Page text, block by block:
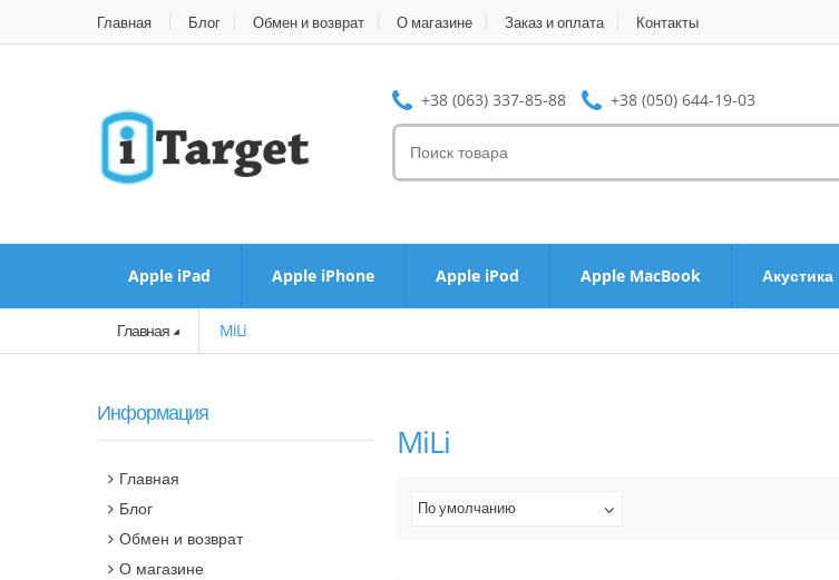
Главная Блог Обмен и возврат О магазине Заказ и оплата Контакты
+38 (063) 337-85-88 +38 (050) 644-19-03
Apple iPad Apple iPhone Apple iPod Apple MacBook Акустика
Главная MiLi
Информация
Главная
Блог
Обмен и возврат
О магазине
MiLi
По умолчанию